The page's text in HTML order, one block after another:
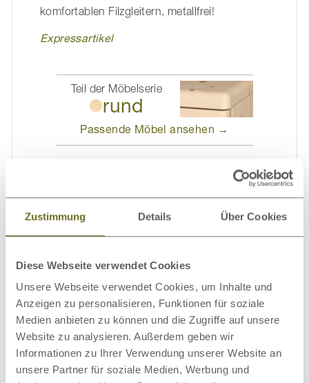
Zustimmung Details Über Cookies
Diese Webseite verwendet Cookies
Unsere Webseite verwendet Cookies, um Inhalte und
Anzeigen zu personalisieren, Funktionen für soziale
Medien anbieten zu können und die Zugriffe auf unsere
Website zu analysieren. Außerdem geben wir
Informationen zu Ihrer Verwendung unserer Website an
unsere Partner für soziale Medien, Werbung und
komfortablen Filzgleitern, metallfrei!
Expressartikel
Teil der Möbelserie
rund
Passende Möbelansehen →
Detailinformationen
Gravur & Polsterung
Einfache Montage